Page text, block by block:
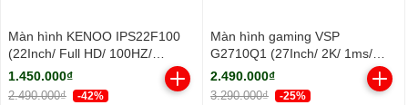
Màn hình KENOO IPS22F100
(22Inch/ Full HD/ 100HZ/
250cd/m2/ IPS)
1.450.000₫
2.490.000₫ -42%
Màn hình gaming VSP
G2710Q1 (27Inch/ 2K/ 1ms/
100HZ/ 300cd/m2/ IPS)
2.490.000₫
3.290.000₫ -25%